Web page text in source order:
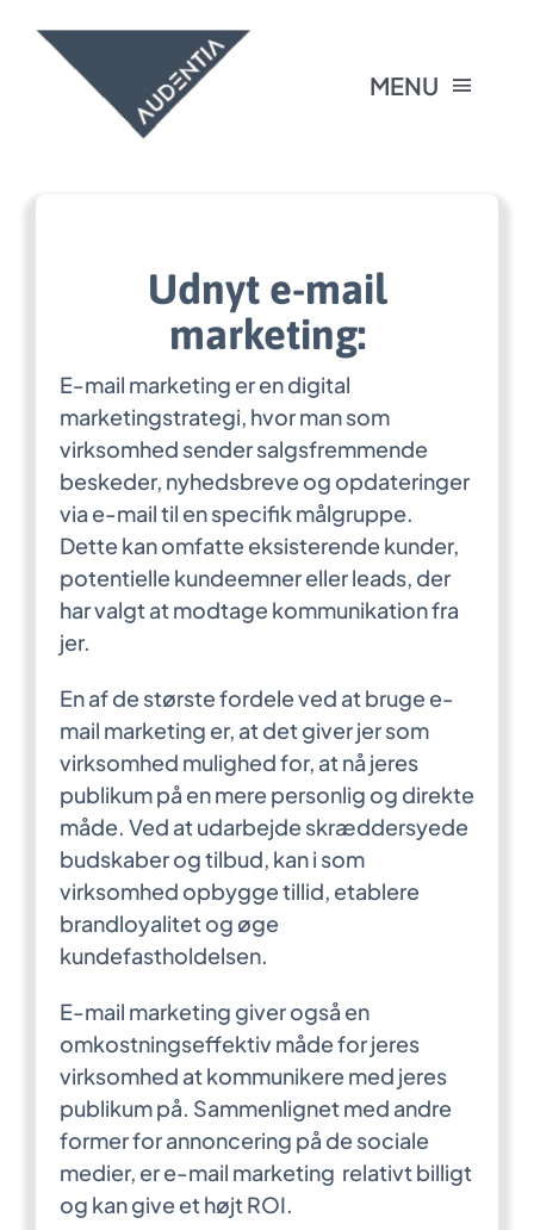
content
MENU
Foredrag
Blog
Om Audentia
Kontakt Audentia
Udnyt e-mail
marketing:
E-mail marketing er en digital
marketingstrategi, hvor man som
virksomhed sender salgsfremmende
beskeder, nyhedsbreve og opdateringer
via e-mail til en specifik målgruppe.
Dette kan omfatte eksisterende kunder,
potentielle kundeemner eller leads, der
har valgt at modtage kommunikation fra
jer.
En af de største fordele ved at bruge e-
mail marketing er, at det giver jer som
virksomhed mulighed for, at nå jeres
publikum på en mere personlig og direkte
måde. Ved at udarbejde skræddersyede
budskaber og tilbud, kan i som
virksomhed opbygge tillid, etablere
brandloyalitet og øge
kundefastholdelsen.
E-mail marketing giver også en
omkostningseffektiv måde for jeres
virksomhed at kommunikere med jeres
publikum på. Sammenlignet med andre
former for annoncering på de sociale
medier, er e-mail marketing relativt billigt
og kan give et højt ROI.